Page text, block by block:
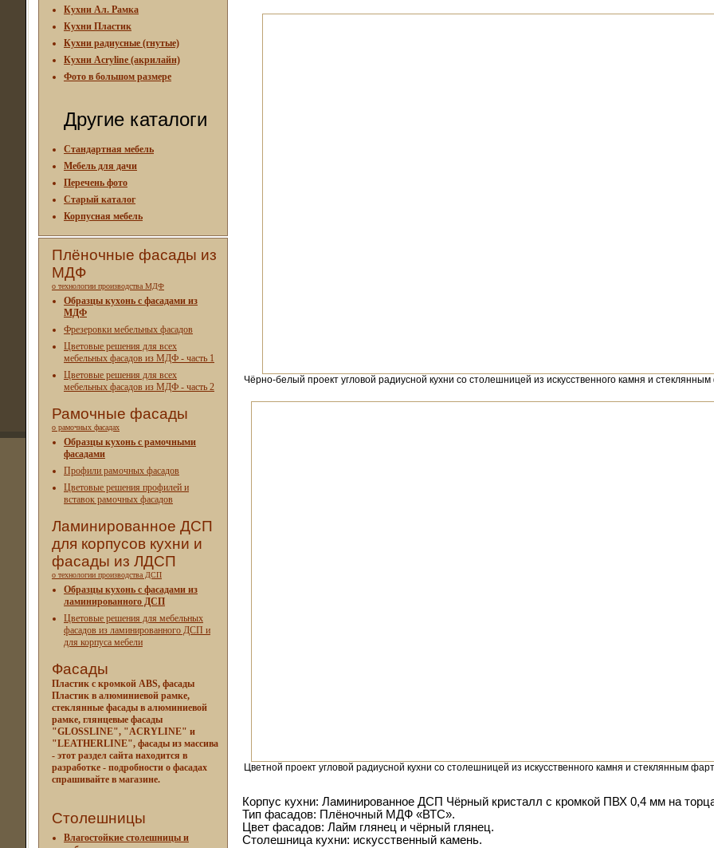
Кухни Ал. Рамка
Кухни Пластик
Кухни радиусные (гнутые)
Кухни Acryline (акрилайн)
Фото в большом размере
Другие каталоги
Стандартная мебель
Мебель для дачи
Перечень фото
Старый каталог
Корпусная мебель
Плёночные фасады из
МДФ
о технологии производства МДФ
Образцы кухонь с фасадами из
МДФ
Фрезеровки мебельных фасадов
Цветовые решения для всех
мебельных фасадов из МДФ - часть 1
Цветовые решения для всех
мебельных фасадов из МДФ - часть 2
Рамочные фасады
о рамочных фасадах
Образцы кухонь с рамочными
фасадами
Профили рамочных фасадов
Цветовые решения профилей и
вставок рамочных фасадов
Ламинированное ДСП
для корпусов кухни и
фасады из ЛДСП
о технологии производства ДСП
Образцы кухонь с фасадами из
ламинированного ДСП
Цветовые решения для мебельных
фасадов из ламинированного ДСП и
для корпуса мебели
Фасады
Пластик с кромкой ABS, фасады
Пластик в алюминиевой рамке,
стеклянные фасады в алюминиевой
рамке, глянцевые фасады
"GLOSSLINE", "ACRYLINE" и
"LEATHERLINE", фасады из массива
- этот раздел сайта находится в
разработке - подробности о фасадах
спрашивайте в магазине.
Столешницы
Влагостойкие столешницы и
Чёрно-белый проект угловой радиусной кухни со столешницей из искусственного камня и
Цветной проект угловой радиусной кухни со столешницей из искусственного камня и стеклянным
Корпус кухни: Ламинированное ДСП Чёрный кристалл с кромкой ПВХ 0,4 мм на
Тип фасадов: Плёночный МДФ «ВТС».
Цвет фасадов: Лайм глянец и чёрный глянец.
Столешница кухни: искусственный камень.